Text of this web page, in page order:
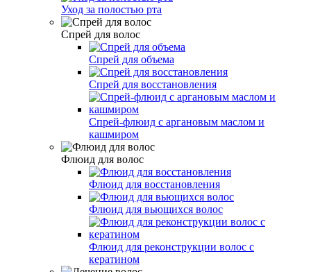
Уход за полостью рта
Спрей для волос
Спрей для объема
Спрей для восстановления
Спрей-флюид с аргановым маслом и
кашмиром
Флюид для волос
Флюид для восстановления
Флюид для вьющихся волос
Флюид для реконструкции волос с
кератином